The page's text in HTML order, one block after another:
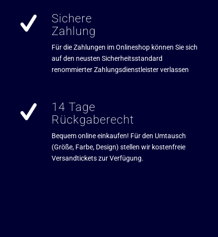
Sichere
Zahlung
Für die Zahlungen im Onlineshop können Sie sich
auf den neusten Sicherheitsstandard
renommierter Zahlungsdienstleister verlassen
14 Tage
Rückgaberecht
Bequem online einkaufen! Für den Umtausch
(Größe, Farbe, Design) stellen wir kostenfreie
Versandtickets zur Verfügung.